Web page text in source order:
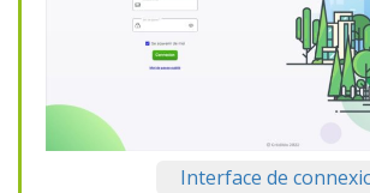
Interface de